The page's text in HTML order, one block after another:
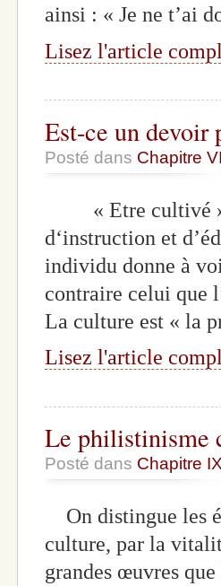
ainsi : « Je ne t’ai
Lisez l'article
Est-ce un devoir
Posté dans Chapitre
« Etre cultivé »
d‘instruction et
individu donne à
contraire celui que
La culture est « la
Lisez l'article
Le philistinisme
Posté dans Chapitre
On distingue les
culture, par la
grandes œuvres